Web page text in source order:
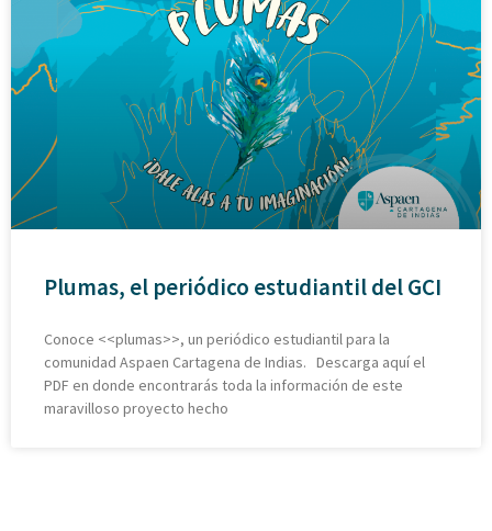
Plumas, el periódico estudiantil del GCI
Conoce <<plumas>>, un periódico estudiantil para la
comunidad Aspaen Cartagena de Indias. Descarga aquí el
PDF en donde encontrarás toda la información de este
maravilloso proyecto hecho